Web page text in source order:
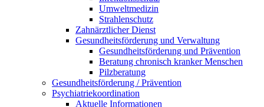
Umweltmedizin
Strahlenschutz
Zahnärztlicher Dienst
Gesundheitsförderung und Verwaltung
Gesundheitsförderung und Prävention
Beratung chronisch kranker Menschen
Pilzberatung
Gesundheits­förderung / Prävention
Psychiatriekoordination
Aktuelle Informationen